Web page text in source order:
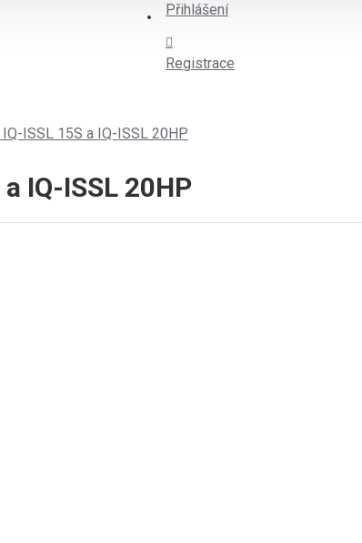
FORD TRANSIT H2
Přihlášení
Registrace
ISSL 15S a IQ-ISSL 20HP
IQ-ISSL 20HP